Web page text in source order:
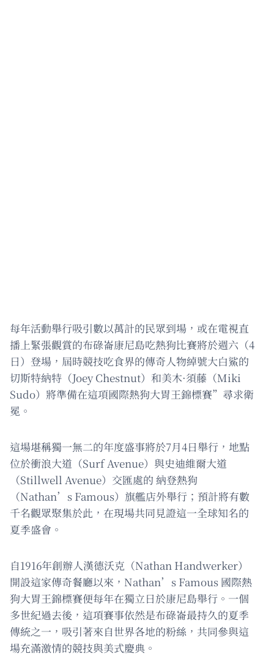
每年活動舉行吸引數以萬計的民眾到場，或在電視直
播上緊張觀賞的布碌崙康尼島吃熱狗比賽將於週六（4
日）登場，屆時競技吃食界的傳奇人物綽號大白鯊的
切斯特納特（Joey Chestnut）和美木·須藤（Miki
Sudo）將準備在這項國際熱狗大胃王錦標賽”尋求衛
冕。
這場堪稱獨一無二的年度盛事將於7月4日舉行，地點
位於衝浪大道（Surf Avenue）與史迪維爾大道
（Stillwell Avenue）交匯處的 納登熱狗
（Nathan’s Famous）旗艦店外舉行；預計將有數
千名觀眾聚集於此，在現場共同見證這一全球知名的
夏季盛會。
自1916年創辦人漢德沃克（Nathan Handwerker）
開設這家傳奇餐廳以來，Nathan’s Famous 國際熱
狗大胃王錦標賽便每年在獨立日於康尼島舉行。一個
多世紀過去後，這項賽事依然是布碌崙最持久的夏季
傳統之一，吸引著來自世界各地的粉絲，共同參與這
場充滿激情的競技與美式慶典。